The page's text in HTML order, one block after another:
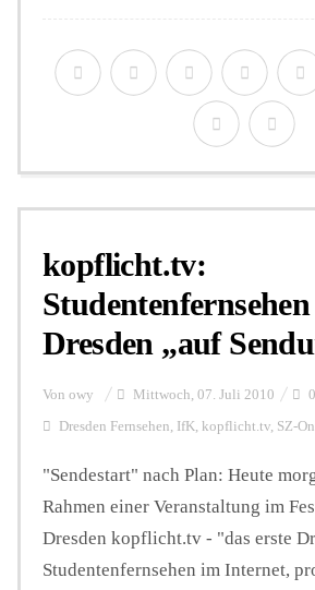
kopflicht.tv:
Dresden „auf
Von owy Mittwoch, 07. Juli 2010 0
Dresden Fernsehen, IfK, kopflicht.tv, SZ-
"Sendestart" nach Plan: Heute
Rahmen einer Veranstaltung im
Dresden kopflicht.tv - "das erste
Studentenfernsehen im Internet,